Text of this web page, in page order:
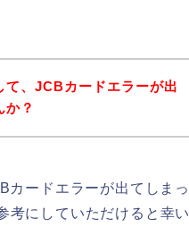
て、JCBカードエラーが出
か？
カードエラーが出てしま
にしていただけると幸い